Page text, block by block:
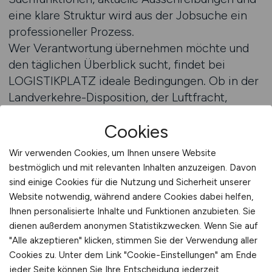
eine klare Struktur wird aus der Jobsuche ein
professioneller Prozess.
Wer Verantwortung übernehmen möchte und
den täglichen Überblick sucht, findet bei
LOGISTIKPLATZ ideale Bedingungen. Ob in der
Landverkehre-Disposition, der Luftfracht,
LOGISTIKPLATZ zeigt, wo Chancen auf
Bewerbende warten, die Strukturen schaffen
können.
Zu den Stellenangeboten
Die Disposition ist ein ideales Feld für
Bewerbende mit einer Mischung aus
Praxiserfahrung, Kommunikationsstärke und
analytischem Denken. LOGISTIKPLATZ bringt
genau diese Menschen in Kontakt mit
Cookies
Wir verwenden Cookies, um Ihnen unsere Website
bestmöglich und mit relevanten Inhalten anzuzeigen. Davon
sind einige Cookies für die Nutzung und Sicherheit unserer
Website notwendig, während andere Cookies dabei helfen,
Ihnen personalisierte Inhalte und Funktionen anzubieten. Sie
dienen außerdem anonymen Statistikzwecken. Wenn Sie auf
"Alle akzeptieren" klicken, stimmen Sie der Verwendung aller
Cookies zu. Unter dem Link "Cookie-Einstellungen" am Ende
jeder Seite können Sie Ihre Entscheidung jederzeit